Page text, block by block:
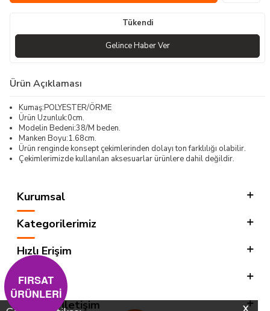
Tükendi
Gelince Haber Ver
Ürün Açıklaması
Kumaş:POLYESTER/ÖRME
Ürün Uzunluk:0cm.
Modelin Bedeni:38/M beden.
Manken Boyu:1.68cm.
Ürün renginde konsept çekimlerinden dolayı ton farklılığı olabilir.
Çekimlerimizde kullanılan aksesuarlar ürünlere dahil değildir.
Kurumsal
Kategorilerimiz
Hızlı Erişim
Sosyal
Adres & İletişim
FIRSAT
ÜRÜNLERİ